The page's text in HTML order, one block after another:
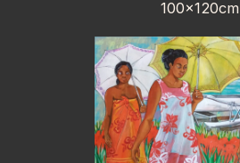
100x120cm